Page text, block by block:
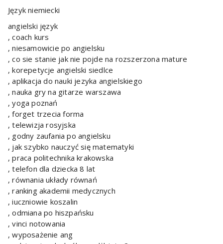
Język niemiecki
angielski język
, coach kurs
, niesamowicie po angielsku
, co sie stanie jak nie pojde na rozszerzona mature
, korepetycje angielski siedlce
, aplikacja do nauki jezyka angielskiego
, nauka gry na gitarze warszawa
, yoga poznań
, forget trzecia forma
, telewizja rosyjska
, godny zaufania po angielsku
, jak szybko nauczyć się matematyki
, praca politechnika krakowska
, telefon dla dziecka 8 lat
, równania układy równań
, ranking akademii medycznych
, iuczniowie koszalin
, odmiana po hiszpańsku
, vinci notowania
, wyposażenie ang